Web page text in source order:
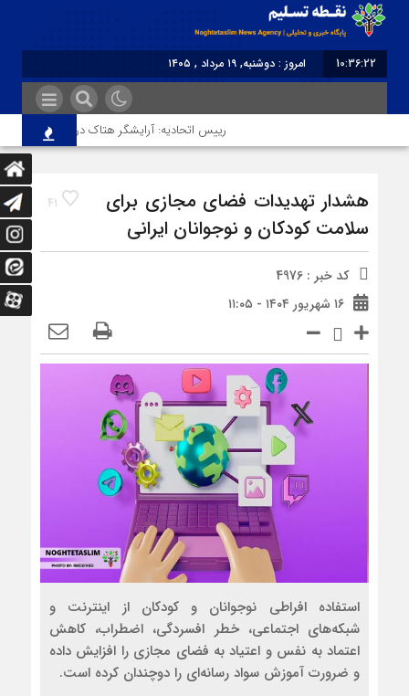
10:36:22
امروز : دوشنبه, ۱۹ مرداد , ۱۴۰۵
رییس اتحادیه: آرایشگر هتاک در قزوین عضو
41
هشدار تهدیدات فضای مجازی برای
سلامت کودکان و نوجوانان ایرانی
کد خبر : 4976
۱۶ شهریور ۱۴۰۴ - ۱۱:۰۵
استفاده افراطی نوجوانان و کودکان از اینترنت و
شبکه‌های اجتماعی، خطر افسردگی، اضطراب، کاهش
اعتماد به نفس و اعتیاد به فضای مجازی را افزایش داده
و ضرورت آموزش سواد رسانه‌ای را دوچندان کرده است.